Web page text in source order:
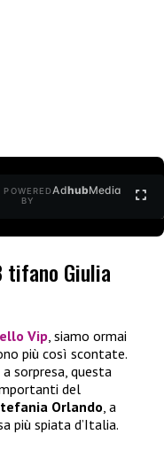
POWERED
BY
AdhubMedia
tifano Giulia
Vip, siamo ormai
più così scontate.
a sorpresa, questa
del
Orlando, a
più spiata d’Italia.